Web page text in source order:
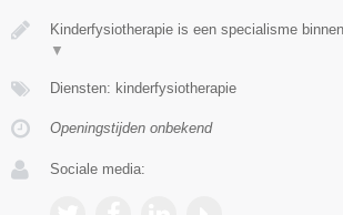
Kinderfysiotherapie is een specialisme
▼
Diensten: kinderfysiotherapie
Openingstijden onbekend
Sociale media: